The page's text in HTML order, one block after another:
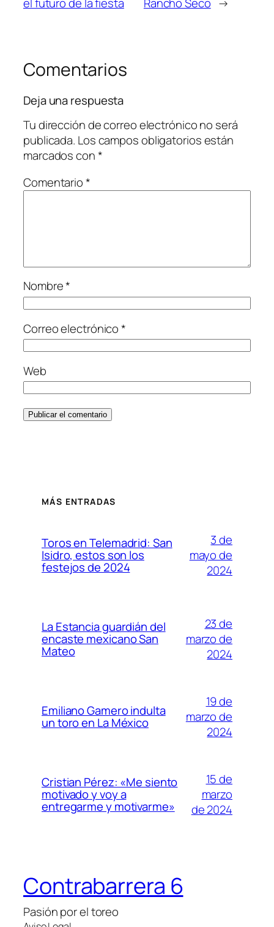
el futuro de la fiesta
Rancho Seco →
Comentarios
Deja una respuesta
Tu dirección de correo electrónico no será
publicada. Los campos obligatorios están
marcados con*
Comentario*
Nombre*
Correo electrónico*
Web
MÁS ENTRADAS
Toros en Telemadrid: San
Isidro, estos son los
festejos de 2024
3 de
mayo de
2024
La Estancia guardián del
encaste mexicano San
Mateo
23 de
marzo de
2024
Emiliano Gamero indulta
un toro en La México
19 de
marzo de
2024
Cristian Pérez: «Me siento
motivado y voy a
entregarme y motivarme»
15 de
marzo
de 2024
Contrabarrera 6
Pasión por el toreo